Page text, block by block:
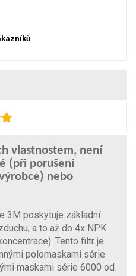
vlastnostem, není
(při porušení
nebo
3M poskytuje základní
a to až do 4x NPK
Tento filtr je
polomaskami série
maskami série 6000 od